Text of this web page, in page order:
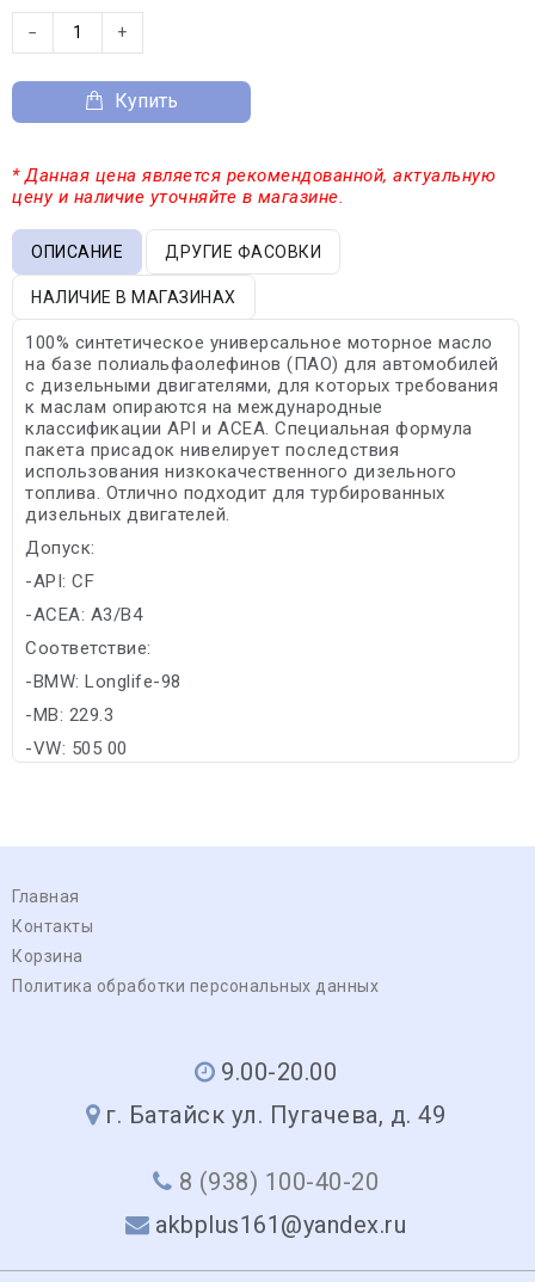
− +
Купить
* Данная цена является рекомендованной, актуальную
цену и наличие уточняйте в магазине.
ОПИСАНИЕ ДРУГИЕ ФАСОВКИ
НАЛИЧИЕ В МАГАЗИНАХ
100% синтетическое универсальное моторное масло
на базе полиальфаолефинов (ПАО) для автомобилей
с дизельными двигателями, для которых требования
к маслам опираются на международные
классификации API и ACEA. Специальная формула
пакета присадок нивелирует последствия
использования низкокачественного дизельного
топлива. Отлично подходит для турбированных
дизельных двигателей.
Допуск:
-API: CF
-ACEA: A3/B4
Соответствие:
-BMW: Longlife-98
-MB: 229.3
-VW: 505 00
Главная
Контакты
Корзина
Политика обработки персональных данных
9.00-20.00
г. Батайск ул. Пугачева, д. 49
8 (938) 100-40-20
akbplus161@yandex.ru